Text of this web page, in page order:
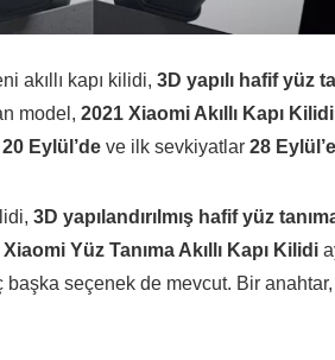
akıllı kapı kilidi, 3D yapılı hafif yüz
model, 2021 Xiaomi Akıllı Kapı
20 Eylül’de ve ilk sevkiyatlar 28 Eylül’e
3D yapılandırılmış hafif yüz
Xiaomi Yüz Tanıma Akıllı Kapı Kilidi
seçenek de mevcut. Bir anahtar,